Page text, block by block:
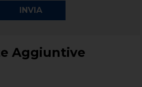
Aggiuntive